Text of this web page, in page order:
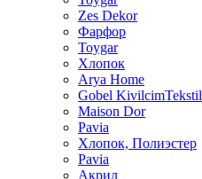
Zes Dekor
Фарфор
Toygar
Хлопок
Arya Home
Gobel KivilcimTekstil
Maison Dor
Pavia
Хлопок, Полиэстер
Pavia
Акрил